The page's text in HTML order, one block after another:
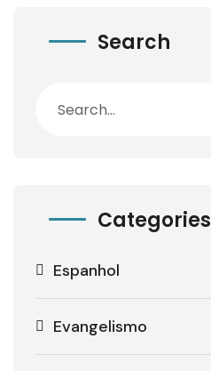
Search
Categories
Espanhol
Evangelismo